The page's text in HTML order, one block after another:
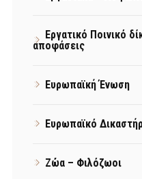
Εργατικό Ποινικό
αποφάσεις
Ευρωπαϊκή Ένωση
Ευρωπαϊκό
Ζώα – Φιλόζωοι